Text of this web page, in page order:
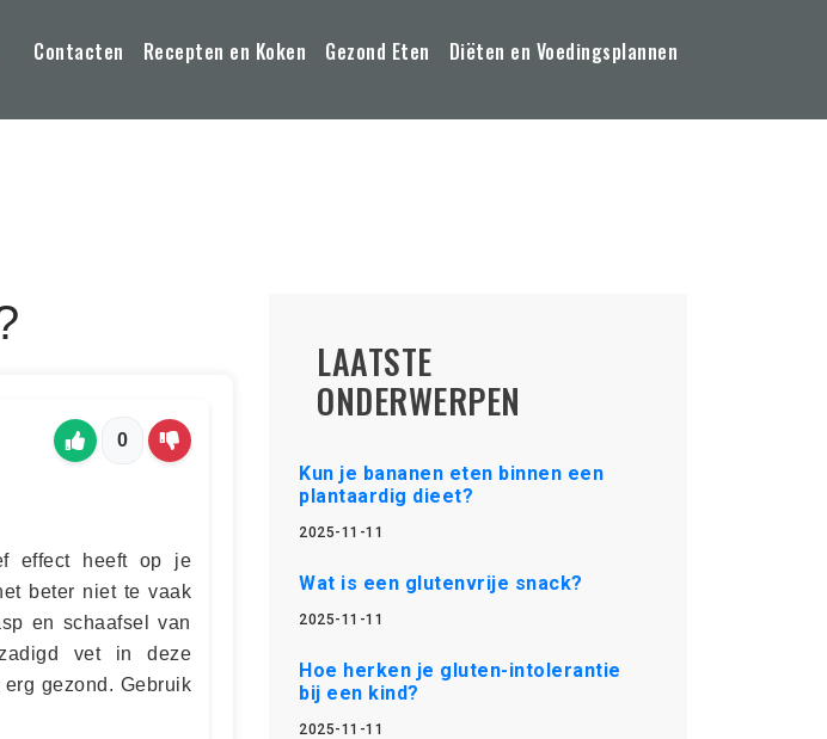
Contacten Recepten en Koken Gezond Eten Diëten en Voedingsplannen
0
effect heeft op je
beter niet te vaak
en schaafsel van
vet in deze
gezond. Gebruik
LAATSTE
ONDERWERPEN
Kun je bananen eten binnen een
plantaardig dieet?
2025-11-11
Wat is een glutenvrije snack?
2025-11-11
Hoe herken je gluten-intolerantie
bij een kind?
2025-11-11